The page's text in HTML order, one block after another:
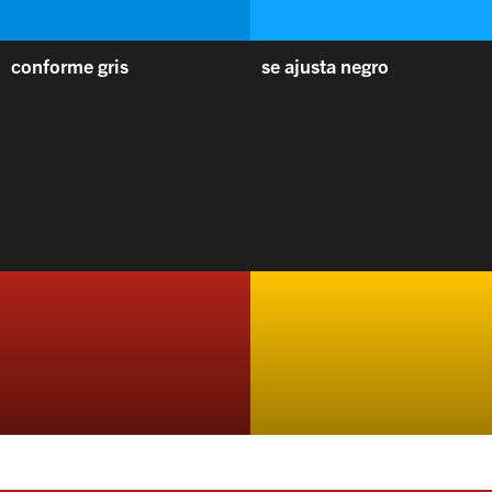
conforme gris se ajusta negro